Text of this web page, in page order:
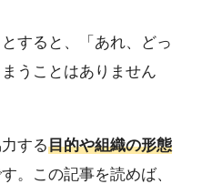
すると、「あれ、どっ
うことはありません
する目的や組織の形態
。この記事を読めば、